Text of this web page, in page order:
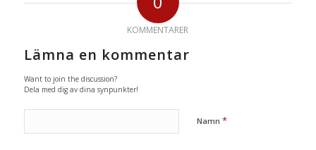
KOMMENTARER
Lämna en kommentar
Want to join the discussion?
Dela med dig av dina synpunkter!
Namn *